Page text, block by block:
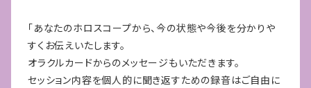
「あなたのホロスコープから、今の状態や今後を分かりや
すくお伝えいたします。
オラクルカードからのメッセージもいただきます。
セッション内容を個人的に聞き返すための録音はご自由に